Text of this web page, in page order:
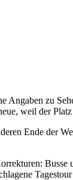
zu
weil der
Ende der